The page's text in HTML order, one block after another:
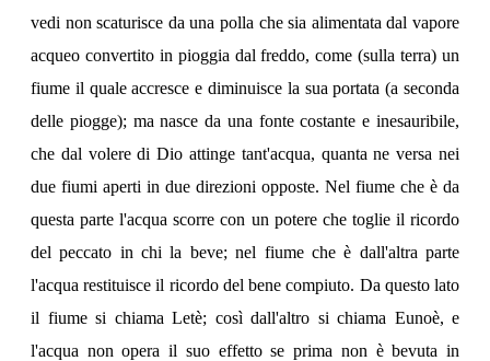
vedi non scaturisce da una polla che sia alimentata dal vapore
acqueo convertito in pioggia dal freddo, come (sulla terra) un
fiume il quale accresce e diminuisce la sua portata (a seconda
delle piogge); ma nasce da una fonte costante e inesauribile,
che dal volere di Dio attinge tant'acqua, quanta ne versa nei
due fiumi aperti in due direzioni opposte. Nel fiume che è da
questa parte l'acqua scorre con un potere che toglie il ricordo
del peccato in chi la beve; nel fiume che è dall'altra parte
l'acqua restituisce il ricordo del bene compiuto. Da questo lato
il fiume si chiama Letè; così dall'altro si chiama Eunoè, e
l'acqua non opera il suo effetto se prima non è bevuta in